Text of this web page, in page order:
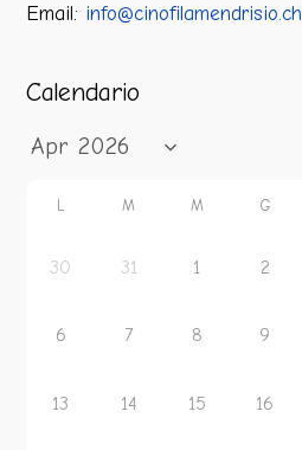
Email: info@cinofilamendrisio.ch
Calendario
L M M G
30 31 1 2
6 7 8 9
13 14 15 16